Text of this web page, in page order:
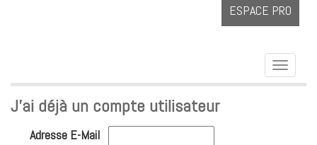
ESPACE PRO
Toggle
J'ai déjà un compte utilisateur
Adresse E-Mail